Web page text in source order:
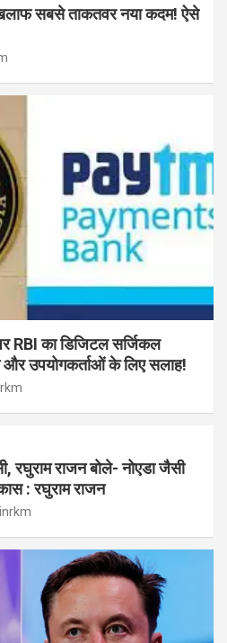
सबसे ताकतवर नया कदम! ऐसे
RBI का डिजिटल सर्जिकल
और उपयोगकर्ताओं के लिए सलाह!
राजन बोले- नोएडा जैसी
: रघुराम राजन